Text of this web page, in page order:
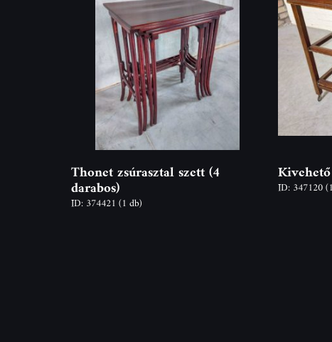
Thonet zsúrasztal szett (4
darabos)
ID: 374421 (1 db)
ID: 347120